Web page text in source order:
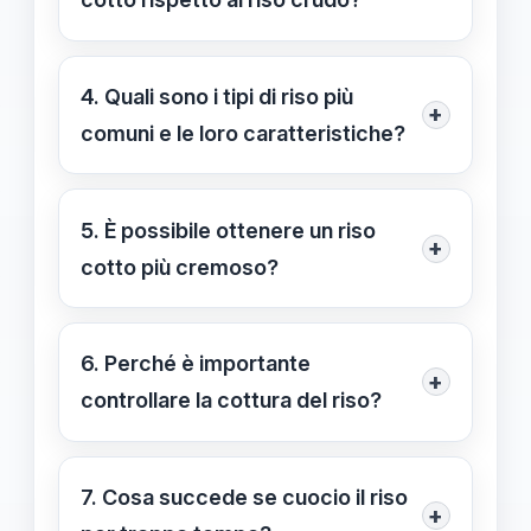
Il peso del riso cotto è influenzato dal
tipo di riso, dalla quantità di acqua
assorbita e dal tempo di cottura.
4. Quali sono i tipi di riso più
comuni e le loro caratteristiche?
+
I più comuni sono il riso Arborio,
utilizzato per il risotto, e il riso
Basmati, che risulta asciutto e
5. È possibile ottenere un riso
cotto più cremoso?
+
Sì, utilizzando varietà di riso come
l'Arborio e un rapporto maggiore di
acqua, si può ottenere un riso cotto
6. Perché è importante
controllare la cottura del riso?
+
Controllare la cottura è essenziale per
evitare di avere un riso troppo scotto
o poco cotto, garantendo la giusta
7. Cosa succede se cuocio il riso
+